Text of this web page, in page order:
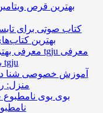
بهترین قرص
بهترین
معرفی
بهترین بونوس‌های فارکس در سایت tgju
آموزش خصوصی شنا
منزل:
بوی